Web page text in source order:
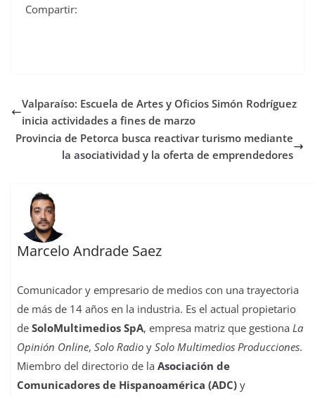
Compartir:
Valparaíso: Escuela de Artes y Oficios Simón Rodríguez
inicia actividades a fines de marzo
Provincia de Petorca busca reactivar turismo mediante
la asociatividad y la oferta de emprendedores
Marcelo Andrade Saez
Comunicador y empresario de medios con una trayectoria
de más de 14 años en la industria. Es el actual propietario
deSoloMultimedios SpA, empresa matriz que gestionaLa
Opinión Online,Solo Radio ySolo Multimedios Producciones.
Miembro del directorio de laAsociación de
Comunicadores de Hispanoamérica (ADC) y